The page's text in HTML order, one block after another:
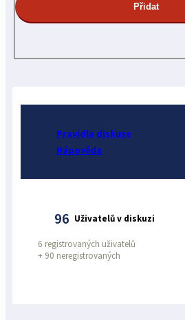
Pravidla diskuze
Nápověda
96 Uživatelů v diskuzi
6 registrovaných uživatelů
+ 90 neregistrovaných